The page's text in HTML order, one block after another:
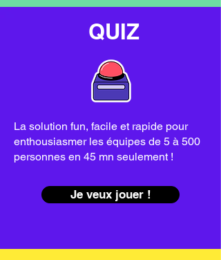
QUIZ
La solution fun, facile et rapide pour
enthousiasmer les équipes de 5 à 500
personnes en 45 mn seulement !
Je veux jouer !